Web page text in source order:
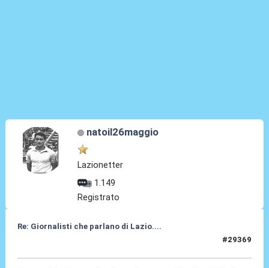
natoil26maggio
Lazionetter
1.149
Registrato
Re: Giornalisti che parlano di Lazio....
#29369